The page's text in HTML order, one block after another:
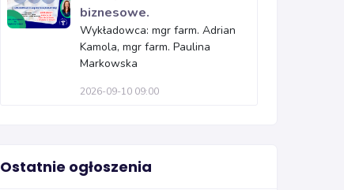
biznesowe.
Wykładowca: mgr farm. Adrian
Kamola, mgr farm. Paulina
Markowska
2026-09-10 09:00
Ostatnie ogłoszenia